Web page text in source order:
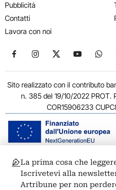
Pubblicità
Contatti
Lavora con noi
Seguici su Facebook
Seguici su Instagram
Seguici su X
Seguici su
Sito realizzato con il contributo
n. 385 del 19/10/2022 PROT.
COR15906233
© 2011-2026 ARTRIBUNE srl –
00186 Roma - P.I. 11381581005
Privacy: Responsabile della
La prima cosa che
Iscrivetevi alla
Artribune per non